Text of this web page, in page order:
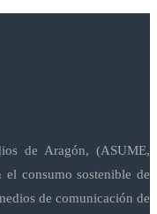
de Aragón, (ASUME,
el consumo sostenible de
de comunicación de